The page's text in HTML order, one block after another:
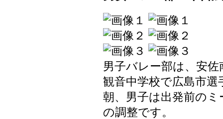
男子バレー部は、安
観音中学校で広島市
朝、男子は出発前の
の調整です。